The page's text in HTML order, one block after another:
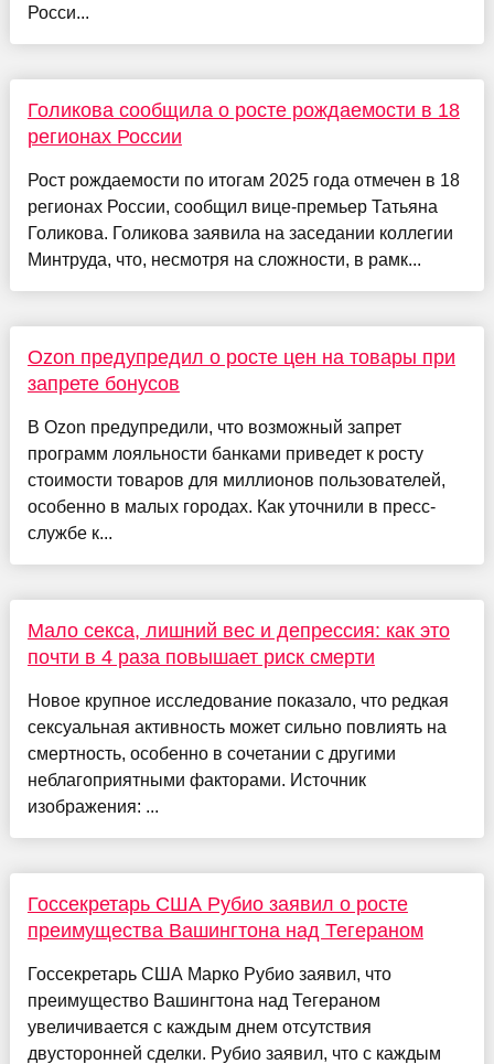
Росси...
Голикова сообщила о росте рождаемости в 18
регионах России
Рост рождаемости по итогам 2025 года отмечен в 18
регионах России, сообщил вице-премьер Татьяна
Голикова. Голикова заявила на заседании коллегии
Минтруда, что, несмотря на сложности, в рамк...
Ozon предупредил о росте цен на товары при
запрете бонусов
В Ozon предупредили, что возможный запрет
программ лояльности банками приведет к росту
стоимости товаров для миллионов пользователей,
особенно в малых городах. Как уточнили в пресс-
службе к...
Мало секса, лишний вес и депрессия: как это
почти в 4 раза повышает риск смерти
Новое крупное исследование показало, что редкая
сексуальная активность может сильно повлиять на
смертность, особенно в сочетании с другими
неблагоприятными факторами. Источник
изображения: ...
Госсекретарь США Рубио заявил о росте
преимущества Вашингтона над Тегераном
Госсекретарь США Марко Рубио заявил, что
преимущество Вашингтона над Тегераном
увеличивается с каждым днем отсутствия
двусторонней сделки. Рубио заявил, что с каждым